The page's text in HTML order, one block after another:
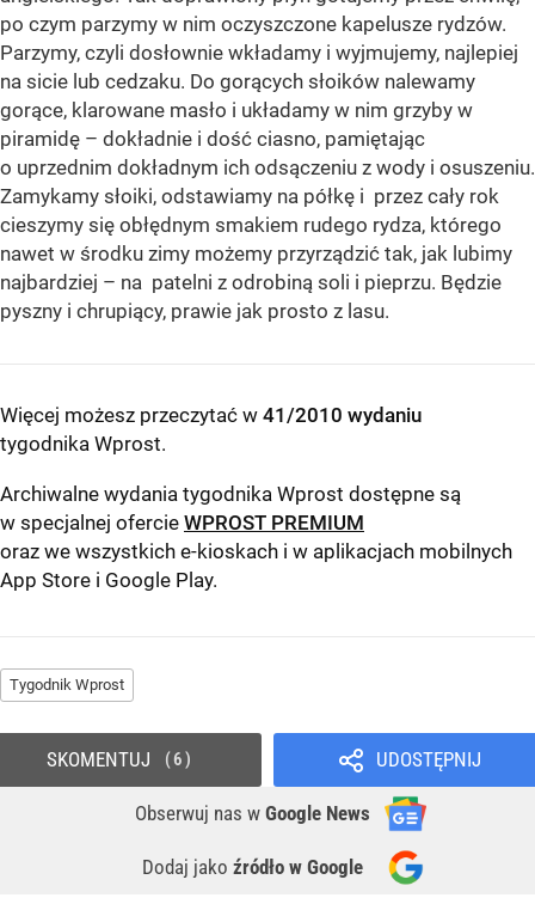
po czym parzymy w nim oczyszczone kapelusze rydzów.
Parzymy, czyli dosłownie wkładamy i wyjmujemy, najlepiej
na sicie lub cedzaku. Do gorących słoików nalewamy
gorące, klarowane masło i układamy w nim grzyby w
piramidę – dokładnie i dość ciasno, pamiętając
o uprzednim dokładnym ich odsączeniu z wody i osuszeniu.
Zamykamy słoiki, odstawiamy na półkę i przez cały rok
cieszymy się obłędnym smakiem rudego rydza, którego
nawet w środku zimy możemy przyrządzić tak, jak lubimy
najbardziej – na patelni z odrobiną soli i pieprzu. Będzie
pyszny i chrupiący, prawie jak prosto z lasu.
Więcej możesz przeczytać w 41/2010 wydaniu
tygodnika Wprost.
Archiwalne wydania tygodnika Wprost dostępne są
w specjalnej ofercie WPROST PREMIUM
oraz we wszystkich e-kioskach i w aplikacjach mobilnych
App Store i Google Play.
Tygodnik Wprost
UDOSTĘPNIJ
Obserwuj nas w Google News
Dodaj jako źródło w Google
SKOMENTUJ 6